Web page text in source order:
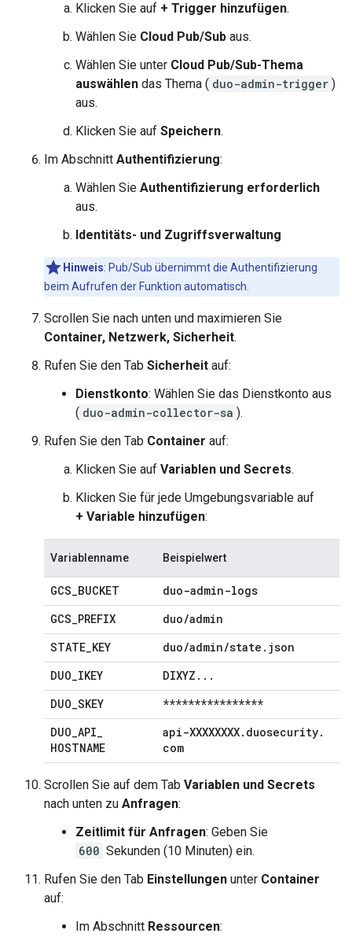
Klicken Sie auf + Trigger hinzufügen.
Wählen Sie Cloud Pub/Sub aus.
Wählen Sie unter Cloud Pub/Sub-Thema
auswählen das Thema ( duo-admin-trigger )
aus.
Klicken Sie auf Speichern.
Im Abschnitt Authentifizierung:
Wählen Sie Authentifizierung erforderlich
aus.
Identitäts- und Zugriffsverwaltung
Hinweis: Pub/Sub übernimmt die Authentifizierung
beim Aufrufen der Funktion automatisch.
Scrollen Sie nach unten und maximieren Sie
Container, Netzwerk, Sicherheit.
Rufen Sie den Tab Sicherheit auf:
Dienstkonto: Wählen Sie das Dienstkonto aus
( duo-admin-collector-sa ).
Rufen Sie den Tab Container auf:
Klicken Sie auf Variablen und Secrets.
Klicken Sie für jede Umgebungsvariable auf
+ Variable hinzufügen:
Variablenname Beispielwert
GCS_BUCKET
duo-admin-logs
GCS_PREFIX duo/admin
STATE_KEY duo/admin/state . json
DUO_IKEY DIXYZ . . .
DUO_SKEY
****************
DUO_API_
HOSTNAME
api-XXXXXXXX. duosecurity.
com
Scrollen Sie auf dem Tab Variablen und Secrets
nach unten zu Anfragen:
Zeitlimit für Anfragen: Geben Sie
600 Sekunden (10 Minuten) ein.
Rufen Sie den Tab Einstellungen unter Container
auf:
Im Abschnitt Ressourcen: